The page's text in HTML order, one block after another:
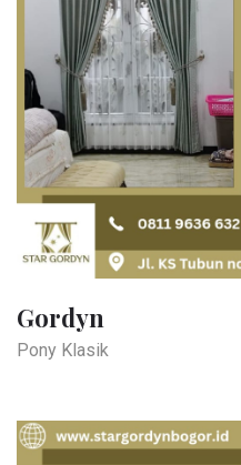
Gordyn
Pony Klasik